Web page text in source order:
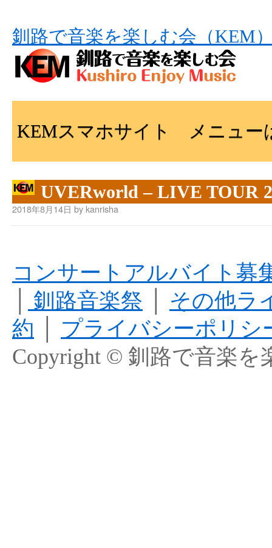
釧路で音楽を楽しむ会（
KEMスマホサイト メニュー
UVERworld – LIVE TOUR
2018年8月14日 by kanrisha
コンサートアルバイト募
釧路音楽祭
その他ラ
約
プライバシーポリシ
Copyright © 釧路で音楽を